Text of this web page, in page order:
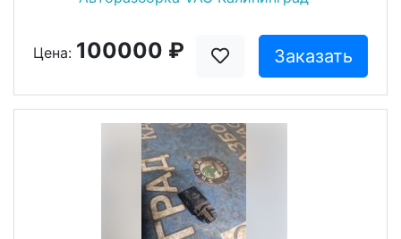
Цена: 100000 ₽ Заказать